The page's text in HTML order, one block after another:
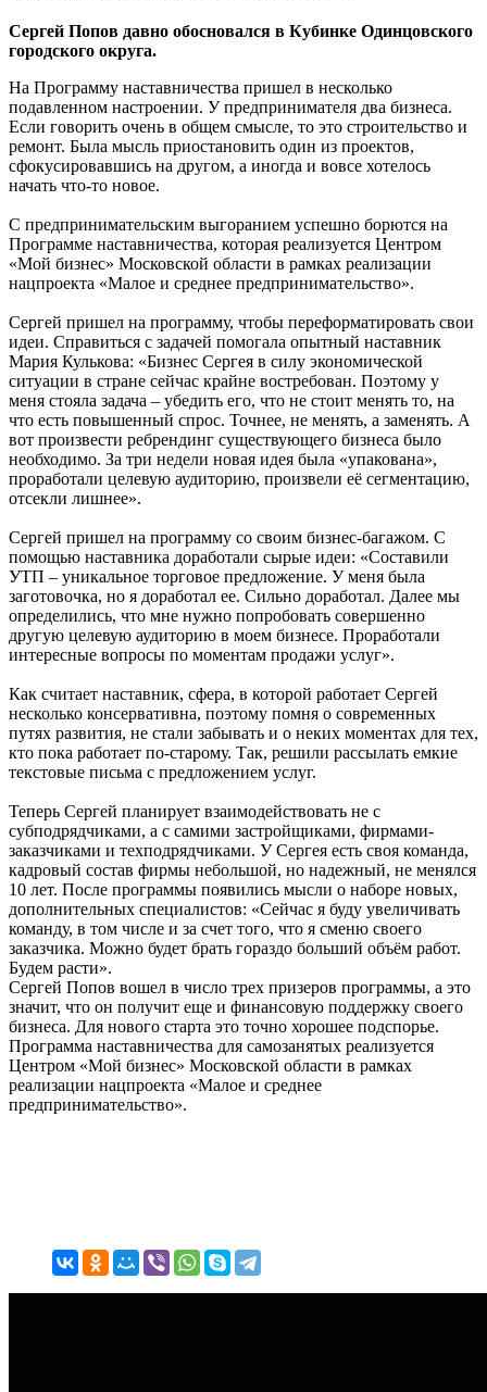
Сергей Попов давно обосновался в Кубинке Одинцовского
городского округа.
На Программу наставничества пришел в несколько
подавленном настроении. У предпринимателя два бизнеса.
Если говорить очень в общем смысле, то это строительство и
ремонт. Была мысль приостановить один из проектов,
сфокусировавшись на другом, а иногда и вовсе хотелось
начать что-то новое.
С предпринимательским выгоранием успешно борются на
Программе наставничества, которая реализуется Центром
«Мой бизнес» Московской области в рамках реализации
нацпроекта «Малое и среднее предпринимательство».
Сергей пришел на программу, чтобы переформатировать свои
идеи. Справиться с задачей помогала опытный наставник
Мария Кулькова: «Бизнес Сергея в силу экономической
ситуации в стране сейчас крайне востребован. Поэтому у
меня стояла задача – убедить его, что не стоит менять то, на
что есть повышенный спрос. Точнее, не менять, а заменять. А
вот произвести ребрендинг существующего бизнеса было
необходимо. За три недели новая идея была «упакована»,
проработали целевую аудиторию, произвели её сегментацию,
отсекли лишнее».
Сергей пришел на программу со своим бизнес-багажом. С
помощью наставника доработали сырые идеи: «Составили
УТП – уникальное торговое предложение. У меня была
заготовочка, но я доработал ее. Сильно доработал. Далее мы
определились, что мне нужно попробовать совершенно
другую целевую аудиторию в моем бизнесе. Проработали
интересные вопросы по моментам продажи услуг».
Как считает наставник, сфера, в которой работает Сергей
несколько консервативна, поэтому помня о современных
путях развития, не стали забывать и о неких моментах для тех,
кто пока работает по-старому. Так, решили рассылать емкие
текстовые письма с предложением услуг.
Теперь Сергей планирует взаимодействовать не с
субподрядчиками, а с самими застройщиками, фирмами-
заказчиками и техподрядчиками. У Сергея есть своя команда,
кадровый состав фирмы небольшой, но надежный, не менялся
10 лет. После программы появились мысли о наборе новых,
дополнительных специалистов: «Сейчас я буду увеличивать
команду, в том числе и за счет того, что я сменю своего
заказчика. Можно будет брать гораздо больший объём работ.
Будем расти».
Сергей Попов вошел в число трех призеров программы, а это
значит, что он получит еще и финансовую поддержку своего
бизнеса. Для нового старта это точно хорошее подспорье.
Программа наставничества для самозанятых реализуется
Центром «Мой бизнес» Московской области в рамках
реализации нацпроекта «Малое и среднее
предпринимательство».